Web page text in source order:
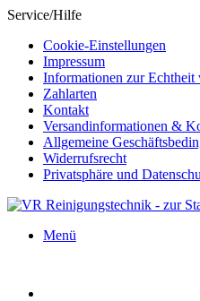
Service/Hilfe
Cookie-Einstellungen
Impressum
Informationen zur
Zahlarten
Kontakt
Versandinformationen &
Allgemeine
Widerrufsrecht
Privatsphäre und
Menü